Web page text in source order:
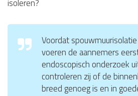
isoleren?
Voordat
voeren de aannemers
endoscopisch onderzoek
controleren zij of de
breed genoeg is en in